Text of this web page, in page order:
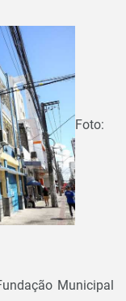
Foto:
Municipal